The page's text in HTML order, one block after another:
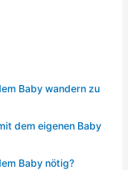
Baby wandern zu
dem eigenen Baby
Baby nötig?